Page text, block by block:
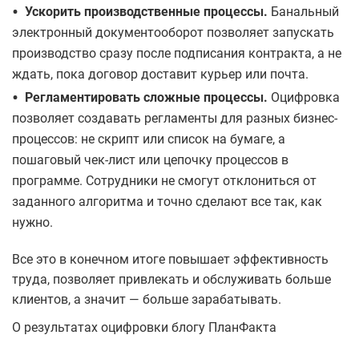
• Ускорить производственные процессы. Банальный
электронный документооборот позволяет запускать
производство сразу после подписания контракта, а не
ждать, пока договор доставит курьер или почта.
• Регламентировать сложные процессы. Оцифровка
позволяет создавать регламенты для разных бизнес-
процессов: не скрипт или список на бумаге, а
пошаговый чек-лист или цепочку процессов в
программе. Сотрудники не смогут отклониться от
заданного алгоритма и точно сделают все так, как
нужно.
Все это в конечном итоге повышает эффективность
труда, позволяет привлекать и обслуживать больше
клиентов, а значит — больше зарабатывать.
О результатах оцифровки блогу ПланФакта